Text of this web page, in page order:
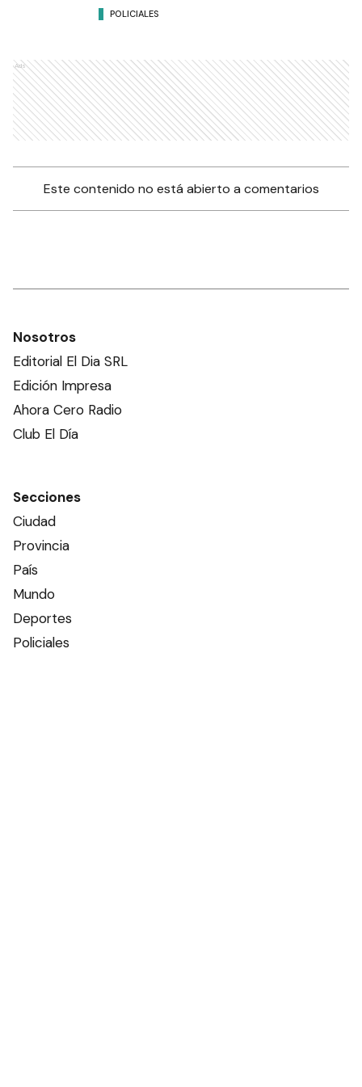
POLICIALES
Ads
Este contenido no está abierto a comentarios
Nosotros
Editorial El Dia SRL
Edición Impresa
Ahora Cero Radio
Club El Día
Secciones
Ciudad
Provincia
País
Mundo
Deportes
Policiales